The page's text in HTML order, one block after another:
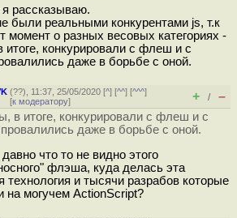
я рассказываю.
были реальными конкурентами js, т.к
момент о разных весовых категориях -
итоге, конкурировали с флеш и с
даже в борьбе с оной.
(??), 11:37, 25/05/2020 [^] [^^] [^^^]
[к модератору] + / –
в итоге, конкурировали с флеш и с
даже в борьбе с оной.
давно что то не видно этого
флэша, куда делась эта
технология и тысячи разрабов которые
на могучем ActionScript?